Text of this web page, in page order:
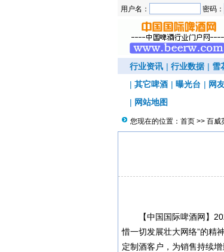
用户名： 密码：
行业资讯 | 行业数据 | 雪
| 其它啤酒 | 曝光台 | 网
| 网站地图
您现在的位置： 首页 >> 百威
【中国国际啤酒网】
惜一切发展壮大网络”的精
定制酒客户，为销售持续增